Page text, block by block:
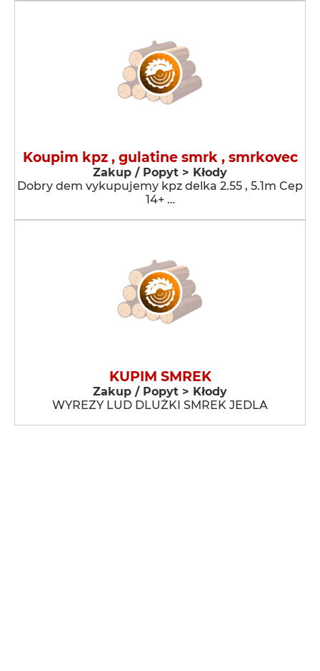
Koupim kpz , gulatine smrk , smrkovec
Zakup / Popyt > Kłody
Dobry dem vykupujemy kpz delka 2.55 , 5.1m Cep
14+ …
KUPIM SMREK
Zakup / Popyt > Kłody
WYREZY LUD DLUŻKI SMREK JEDLA